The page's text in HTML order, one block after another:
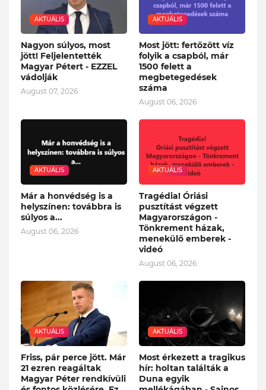
AKTUÁLIS
Nagyon súlyos, most
jött! Feljelentették
Magyar Pétert - EZZEL
vádolják
August 07, 2026
AKTUÁLIS
Most jött: fertőzött víz
folyik a csapból, már
1500 felett a
megbetegedések
száma
August 06, 2026
AKTUÁLIS
Már a honvédség is a
helyszínen: továbbra is
súlyos a...
August 06, 2026
AKTUÁLIS
Tragédia! Óriási
pusztítást végzett
Magyarországon -
Tönkrement házak,
menekülő emberek -
videó
August 06, 2026
AKTUÁLIS
Friss, pár perce jött. Már
21 ezren reagáltak
Magyar Péter rendkívüli
AKTUÁLIS
Most érkezett a tragikus
hír: holtan találták a
Duna egyik